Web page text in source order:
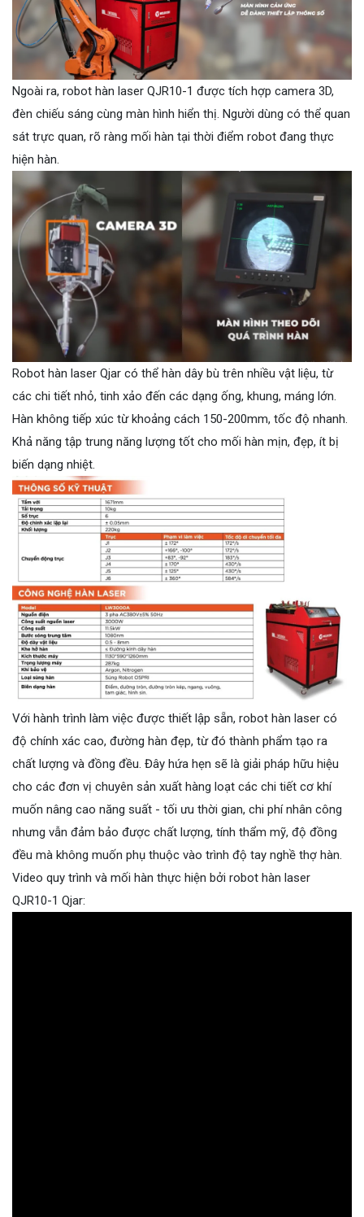
Ngoài ra, robot hàn laser QJR10-1 được tích hợp camera 3D,
đèn chiếu sáng cùng màn hình hiển thị. Người dùng có thể quan
sát trực quan, rõ ràng mối hàn tại thời điểm robot đang thực
hiện hàn.
Robot hàn laser Qjar có thể hàn dây bù trên nhiều vật liệu, từ
các chi tiết nhỏ, tinh xảo đến các dạng ống, khung, máng lớn.
Hàn không tiếp xúc từ khoảng cách 150-200mm, tốc độ nhanh.
Khả năng tập trung năng lượng tốt cho mối hàn mịn, đẹp, ít bị
biến dạng nhiệt.
Với hành trình làm việc được thiết lập sẵn, robot hàn laser có
độ chính xác cao, đường hàn đẹp, từ đó thành phẩm tạo ra
chất lượng và đồng đều. Đây hứa hẹn sẽ là giải pháp hữu hiệu
cho các đơn vị chuyên sản xuất hàng loạt các chi tiết cơ khí
muốn nâng cao năng suất - tối ưu thời gian, chi phí nhân công
nhưng vẫn đảm bảo được chất lượng, tính thẩm mỹ, độ đồng
đều mà không muốn phụ thuộc vào trình độ tay nghề thợ hàn.
Video quy trình và mối hàn thực hiện bởi robot hàn laser
QJR10-1 Qjar: